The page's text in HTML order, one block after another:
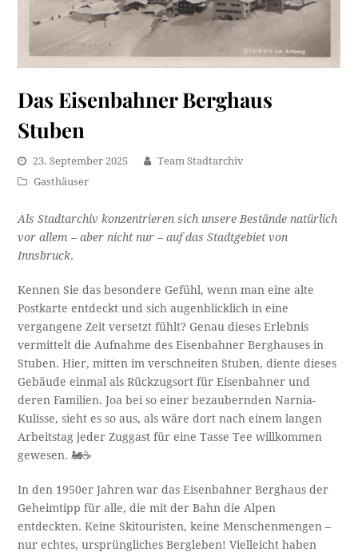
Das Eisenbahner Berghaus
Stuben
23. September 2025
Team Stadtarchiv
Gasthäuser
Als Stadtarchiv konzentrieren sich unsere Bestände natürlich
vor allem – aber nicht nur – auf das Stadtgebiet von
Innsbruck.
Kennen Sie das besondere Gefühl, wenn man eine alte
Postkarte entdeckt und sich augenblicklich in eine
vergangene Zeit versetzt fühlt? Genau dieses Erlebnis
vermittelt die Aufnahme des Eisenbahner Berghauses in
Stuben. Hier, mitten im verschneiten Stuben, diente dieses
Gebäude einmal als Rückzugsort für Eisenbahner und
deren Familien. Joa bei so einer bezaubernden Narnia-
Kulisse, sieht es so aus, als wäre dort nach einem langen
Arbeitstag jeder Zuggast für eine Tasse Tee willkommen
gewesen. 🚂☕
In den 1950er Jahren war das Eisenbahner Berghaus der
Geheimtipp für alle, die mit der Bahn die Alpen
entdeckten. Keine Skitouristen, keine Menschenmengen –
nur echtes, ursprüngliches Bergleben! Vielleicht haben